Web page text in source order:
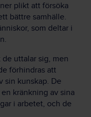
plikt att försöka
bättre samhälle.
som deltar i
uttalar sig, men
förhindras att
sin kunskap. De
kränkning av sina
i arbetet, och de